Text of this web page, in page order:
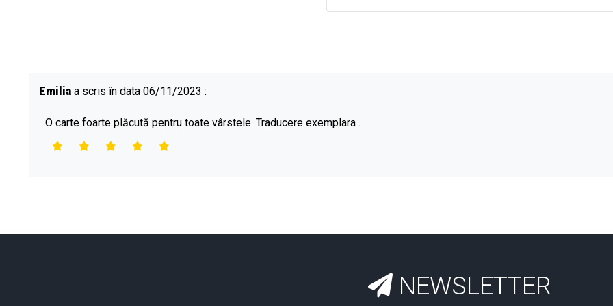
Emilia a scris în data 06/11/2023 :
O carte foarte plăcută pentru toate vârstele. Traducere exemplara .
NEWSLETTER